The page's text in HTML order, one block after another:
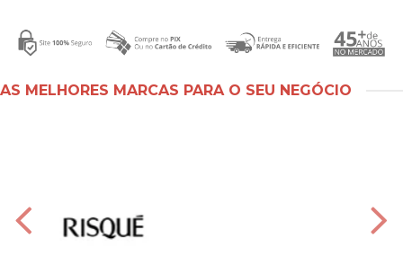
AS MELHORES MARCAS PARA O SEU NEGÓCIO